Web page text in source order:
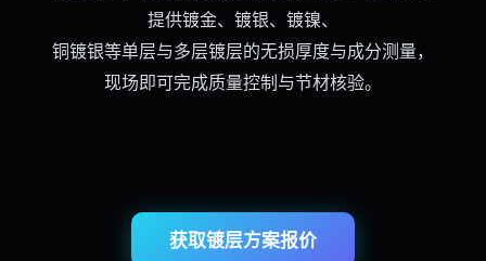
提供镀金、镀银、镀镍、
铜镀银等单层与多层镀层的无损厚度与成分测量，
现场即可完成质量控制与节材核验。
获取镀层方案报价